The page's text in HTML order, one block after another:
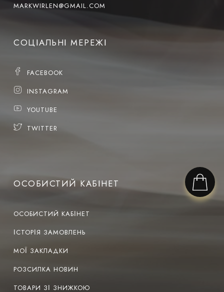
MARKWIRLEN@GMAIL.COM
СОЦІАЛЬНІ МЕРЕЖІ
FACEBOOK
INSTAGRAM
YOUTUBE
TWITTER
ОСОБИСТИЙ КАБІНЕТ
ОСОБИСТИЙ КАБІНЕТ
ІСТОРІЯ ЗАМОВЛЕНЬ
МОЇ ЗАКЛАДКИ
РОЗСИЛКА НОВИН
ТОВАРИ ЗІ ЗНИЖКОЮ